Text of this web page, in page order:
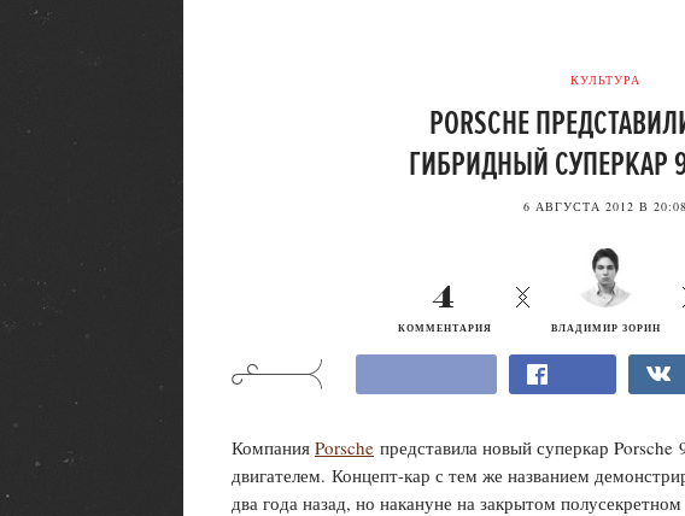
КУЛЬТУРА
PORSCHE
ГИБРИДНЫЙ СУПЕРКАР
6 АВГУСТА 2012 В 20:08
ВЛАДИМИР ЗОРИН
4
КОММЕНТАРИЯ
Компания Porsche представила новый суперкар Porsche
двигателем. Концепт-кар с тем же названием
два года назад, но накануне на закрытом